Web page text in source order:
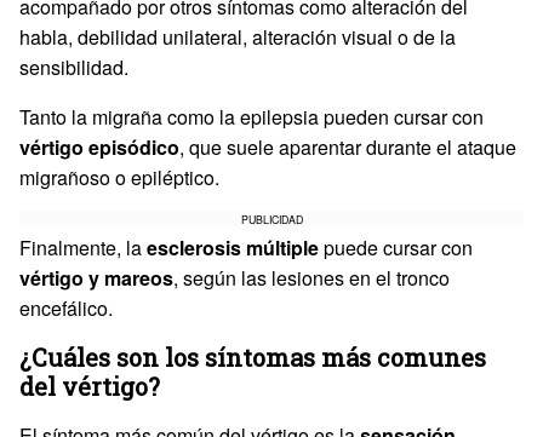
acompañado por otros síntomas como alteración del
habla, debilidad unilateral, alteración visual o de la
sensibilidad.
Tanto la migraña como la epilepsia pueden cursar con
vértigo episódico, que suele aparentar durante el ataque
migrañoso o epiléptico.
PUBLICIDAD
Finalmente, laesclerosis múltiplepuede cursar con
vértigo y mareos, según las lesiones en el tronco
encefálico.
¿Cuáles son los síntomas más comunes
del vértigo?